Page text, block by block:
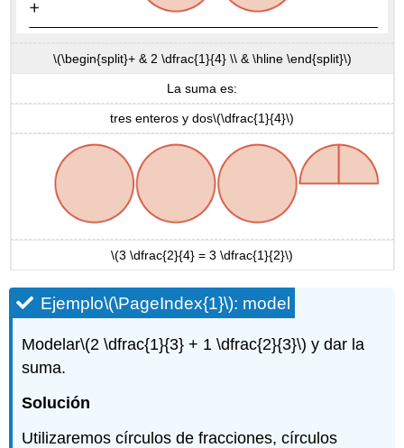
\(\begin{split}+ & 2 \dfrac{1}{4} \\ & \hline \end{split}\)
La suma es:
tres enteros y dos\(\dfrac{1}{4}\)
\(3 \dfrac{2}{4} = 3 \dfrac{1}{2}\)
Ejemplo\(\PageIndex{1}\): model
Modelar\(2 \dfrac{1}{3} + 1 \dfrac{2}{3}\) y dar la
suma.
Solución
Utilizaremos círculos de fracciones, círculos